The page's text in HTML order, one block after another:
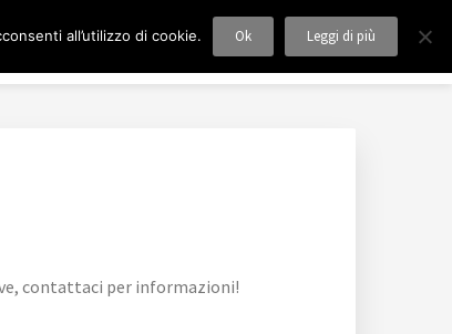
Blog Mappa del Sito Contatti
contattaci per informazioni!
all’utilizzo di cookie. Ok Leggi di più